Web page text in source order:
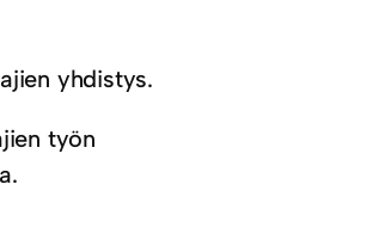
yhdistys.
työn